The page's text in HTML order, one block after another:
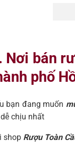
Nơi bán
phố
bạn đang muốn
chịu nhất
shop Rượu Toàn